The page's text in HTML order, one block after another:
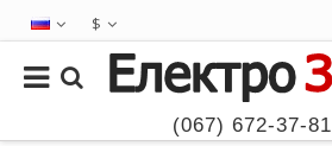
$
(067) 672-37-81